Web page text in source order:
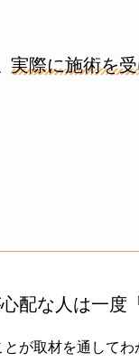
実際に施術を
配な人は一度
とが取材を通してわ